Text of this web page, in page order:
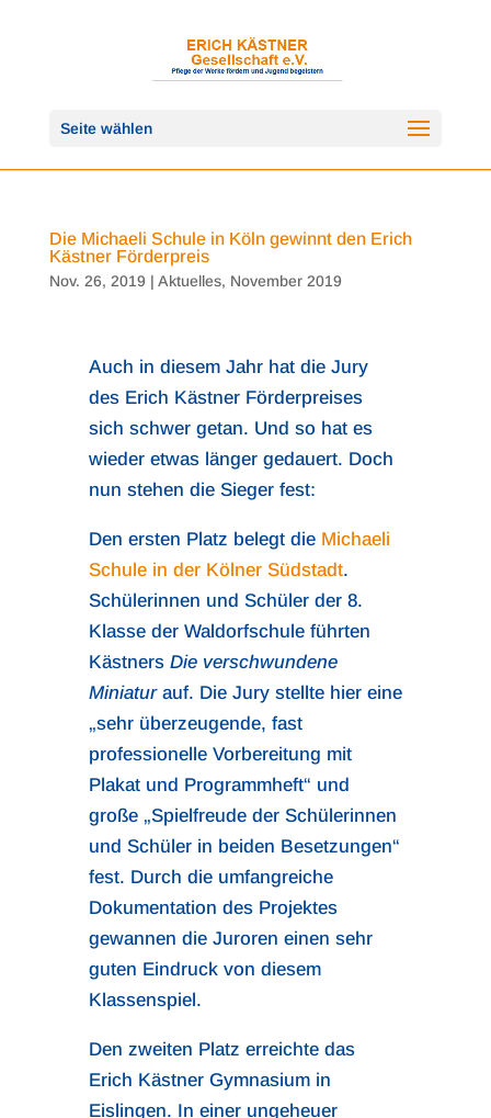
Seite wählen
Die Michaeli Schule in Köln gewinnt den Erich
Kästner Förderpreis
Nov. 26, 2019 | Aktuelles, November 2019
Auch in diesem Jahr hat die Jury
des Erich Kästner Förderpreises
sich schwer getan. Und so hat es
wieder etwas länger gedauert. Doch
nun stehen die Sieger fest:
Den ersten Platz belegt die Michaeli
Schule in der Kölner Südstadt.
Schülerinnen und Schüler der 8.
Klasse der Waldorfschule führten
Kästners Die verschwundene
Miniaturauf. Die Jury stellte hier eine
„sehr überzeugende, fast
professionelle Vorbereitung mit
Plakat und Programmheft“ und
große „Spielfreude der Schülerinnen
und Schüler in beiden Besetzungen“
fest. Durch die umfangreiche
Dokumentation des Projektes
gewannen die Juroren einen sehr
guten Eindruck von diesem
Klassenspiel.
Den zweiten Platz erreichte das
Erich Kästner Gymnasium in
Eislingen. In einer ungeheuer